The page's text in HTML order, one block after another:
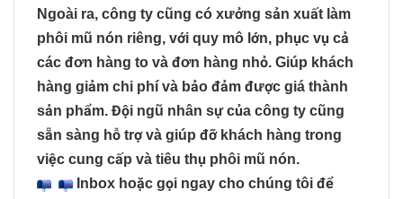
Ngoài ra, công ty cũng có xưởng sản xuất làm
phôi mũ nón riêng, với quy mô lớn, phục vụ cả
các đơn hàng to và đơn hàng nhỏ. Giúp khách
hàng giảm chi phí và bảo đảm được giá thành
sản phẩm. Đội ngũ nhân sự của công ty cũng
sẵn sàng hỗ trợ và giúp đỡ khách hàng trong
việc cung cấp và tiêu thụ phôi mũ nón.
Inbox hoặc gọi ngay cho chúng tôi để